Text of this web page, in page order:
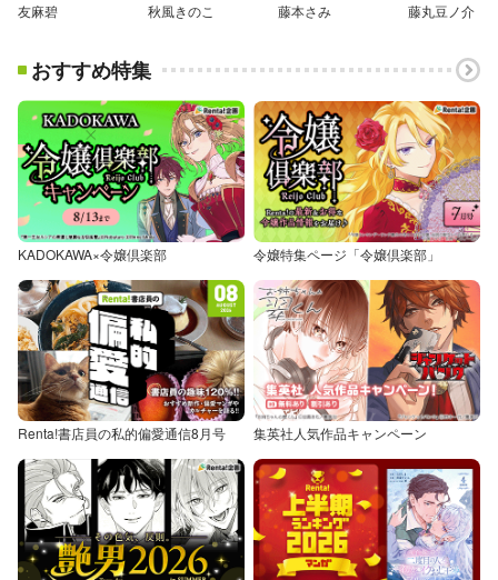
友麻碧 秋風きのこ 藤本さみ 藤丸豆ノ介
おすすめ特集
KADOKAWA×令嬢倶楽部 令嬢特集ページ「令嬢倶楽部」
Renta!書店員の私的偏愛通信8月号 集英社人気作品キャンペーン